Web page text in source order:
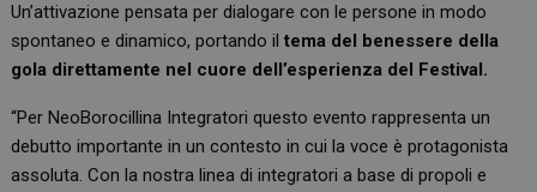
Un’attivazione pensata per dialogare con le persone in modo
spontaneo e dinamico, portando iltema del benessere della
gola direttamente nel cuore dell’esperienza del Festival.
“Per NeoBorocillina Integratori questo evento rappresenta un
debutto importante in un contesto in cui la voce è protagonista
assoluta. Con la nostra linea di integratori a base di propoli e